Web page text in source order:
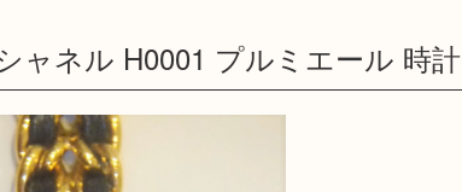
ャネル H0001 プルミエール 時計